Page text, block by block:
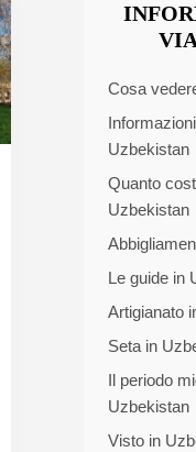
Cosa
Uzbekistan
Quanto
Uzbekistan
Le guide in
Artigianato
Seta in
Il periodo
Uzbekistan
Visto in